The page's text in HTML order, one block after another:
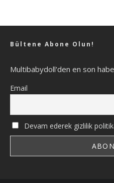
Bültene Abone Olun!
Multibabydoll'den en son
Email
Devam ederek gizlilik